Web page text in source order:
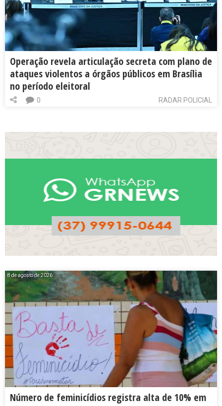
Operação revela articulação secreta com plano de
ataques violentos a órgãos públicos em Brasília
no período eleitoral
RADAR POLICIAL
0
8 de agosto de 2026
Número de feminicídios registra alta de 10% em